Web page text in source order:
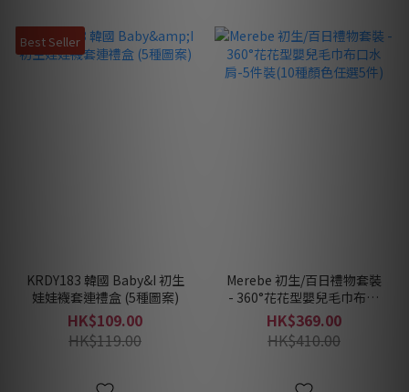
Best Seller
KRDY183 韓國 Baby&I 初生
娃娃襪套連禮盒 (5種圖案)
HK$109.00
HK$119.00
Merebe 初生/百日禮物套裝
- 360°花花型嬰兒毛巾布口
水肩-5件裝(10種顏色任選5
件)
HK$369.00
HK$410.00